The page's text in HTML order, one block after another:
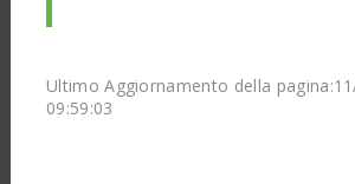
Ultimo Aggiornamento della
09:59:03